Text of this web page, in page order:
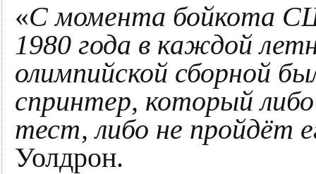
«С момента бойкота
1980 года в каждой
олимпийской сборной
спринтер, который
тест, либо не пройдёт
Уолдрон.